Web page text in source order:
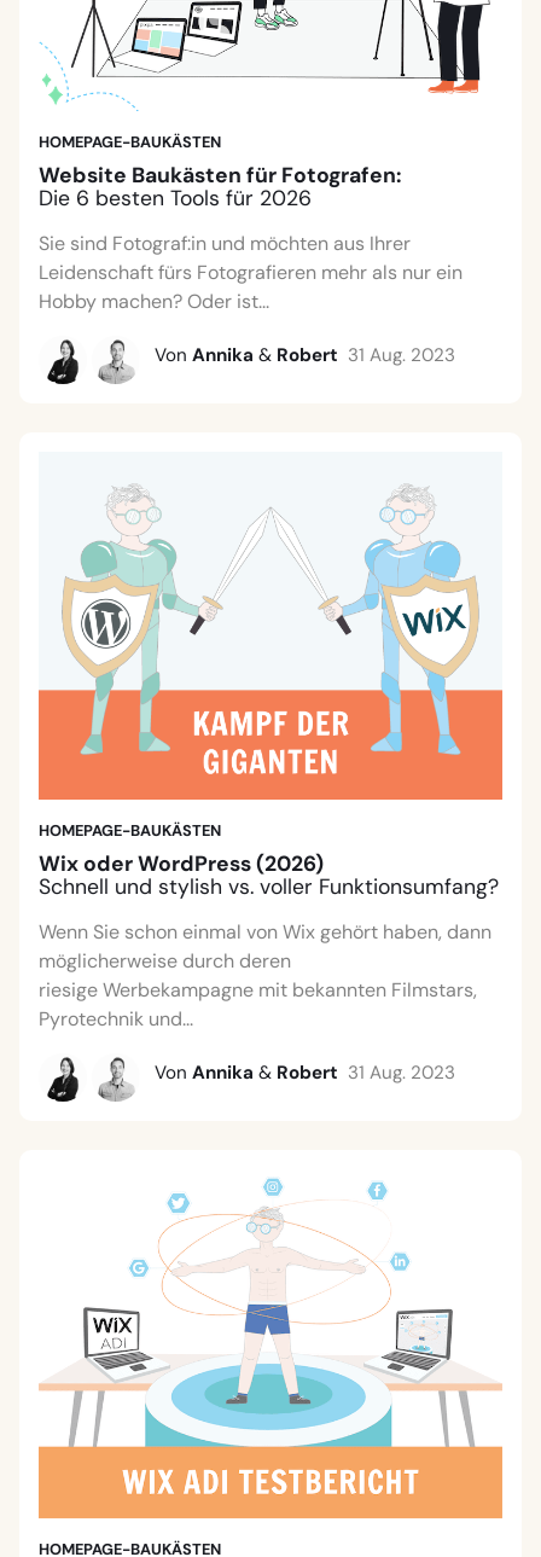
HOMEPAGE-BAUKÄSTEN
Website Baukästen für Fotografen:
Die 6 besten Tools für 2026
Sie sind Fotograf:in und möchten aus Ihrer
Leidenschaft fürs Fotografieren mehr als nur ein
Hobby machen? Oder ist...
Von Annika & Robert 31 Aug. 2023
HOMEPAGE-BAUKÄSTEN
Wix oder WordPress (2026)
Schnell und stylish vs. voller Funktionsumfang?
Wenn Sie schon einmal von Wix gehört haben, dann
möglicherweise durch deren
riesige Werbekampagne mit bekannten Filmstars,
Pyrotechnik und...
Von Annika & Robert 31 Aug. 2023
HOMEPAGE-BAUKÄSTEN